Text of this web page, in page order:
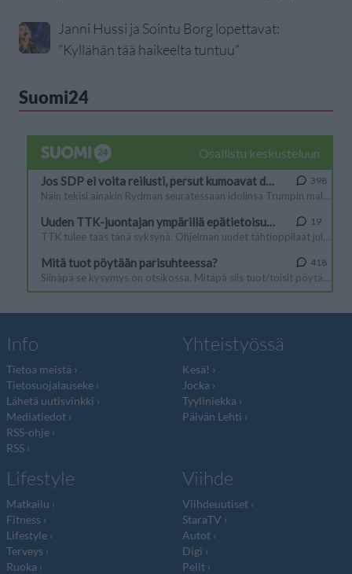
Janni Hussi ja Sointu Borg lopettavat:
”Kyllähän tää haikeelta tuntuu”
Suomi24
Info
Tietoa meistä
Tietosuojalauseke
Lähetä uutisvinkki
Mediatiedot
RSS-ohje
RSS
Yhteistyössä
Kesä!
Jocka
Tyyliniekka
Päivän Lehti
Lifestyle
Matkailu
Fitness
Lifestyle
Terveys
Ruoka
Viihde
Viihdeuutiset
StaraTV
Autot
Digi
Pelit